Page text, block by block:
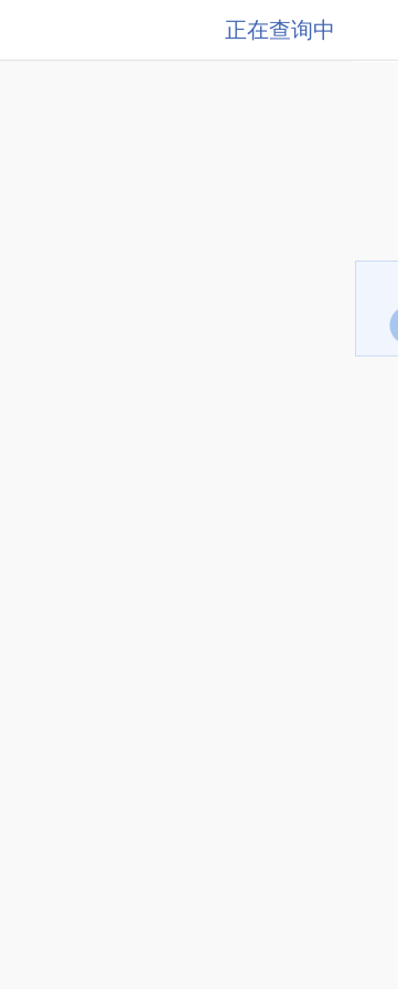
正在查询中